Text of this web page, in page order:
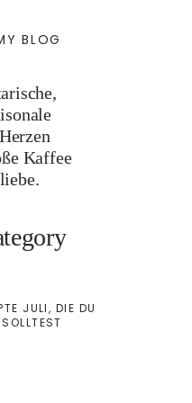
BLOG
Kaffee
JULI, DIE DU